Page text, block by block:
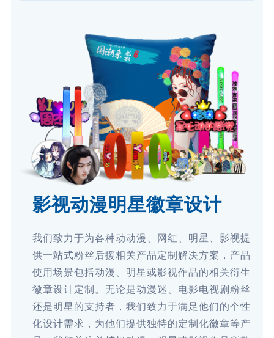
影视动漫明星徽章设计
我们致力于为各种动动漫、网红、明星、影视提
供一站式粉丝后援相关产品定制解决方案，产品
使用场景包括动漫、明星或影视作品的相关衍生
徽章设计定制。无论是动漫迷、电影电视剧粉丝
还是明星的支持者，我们致力于满足他们的个性
化设计需求，为他们提供独特的定制化徽章等产